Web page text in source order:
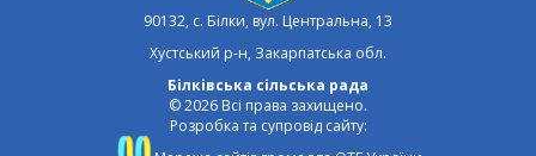
90132, с. Білки, вул. Центральна, 13
Хустський р-н, Закарпатська обл.
Білківська сільська рада
© 2026 Всі права захищено.
Розробка та супровід сайту: